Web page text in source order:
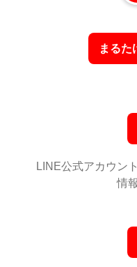
まるた
LINE公式アカウン
情